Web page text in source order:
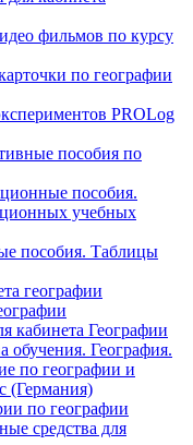
фильмов по курсу
по географии
PROLog
пособия по
пособия.
учебных
пособия. Таблицы
географии
кабинета Географии
обучения. География.
по географии и
(Германия)
по географии
средства для